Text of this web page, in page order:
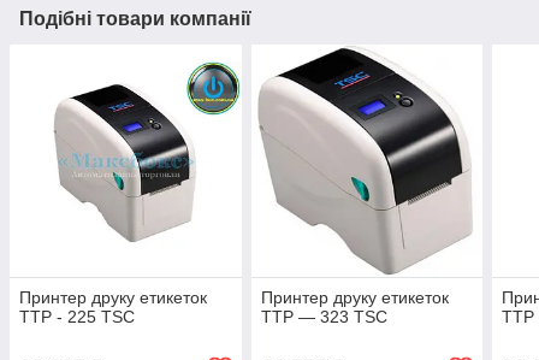
Подібні товари компанії
Принтер друку етикеток
TTP - 225 TSC
Принтер друку етикеток
TTP — 323 TSC
TTP